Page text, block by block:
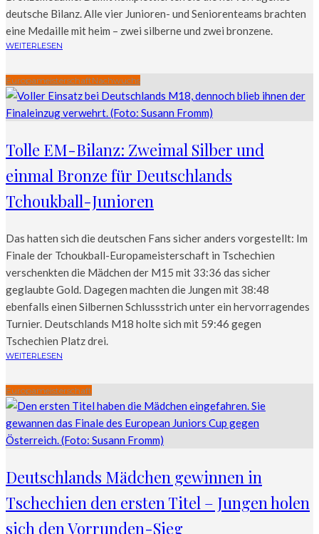
deutsche Bilanz. Alle vier Junioren- und Seniorenteams brachten
eine Medaille mit heim – zwei silberne und zwei bronzene.
WEITERLESEN
EuropameisterschaftNachwuchs
Tolle EM-Bilanz: Zweimal Silber und
einmal Bronze für Deutschlands
Tchoukball-Junioren
Das hatten sich die deutschen Fans sicher anders vorgestellt: Im
Finale der Tchoukball-Europameisterschaft in Tschechien
verschenkten die Mädchen der M15 mit 33:36 das sicher
geglaubte Gold. Dagegen machten die Jungen mit 38:48
ebenfalls einen Silbernen Schlussstrich unter ein hervorragendes
Turnier. Deutschlands M18 holte sich mit 59:46 gegen
Tschechien Platz drei.
WEITERLESEN
Europameisterschaft
Deutschlands Mädchen gewinnen in
Tschechien den ersten Titel – Jungen holen
sich den Vorrunden-Sieg